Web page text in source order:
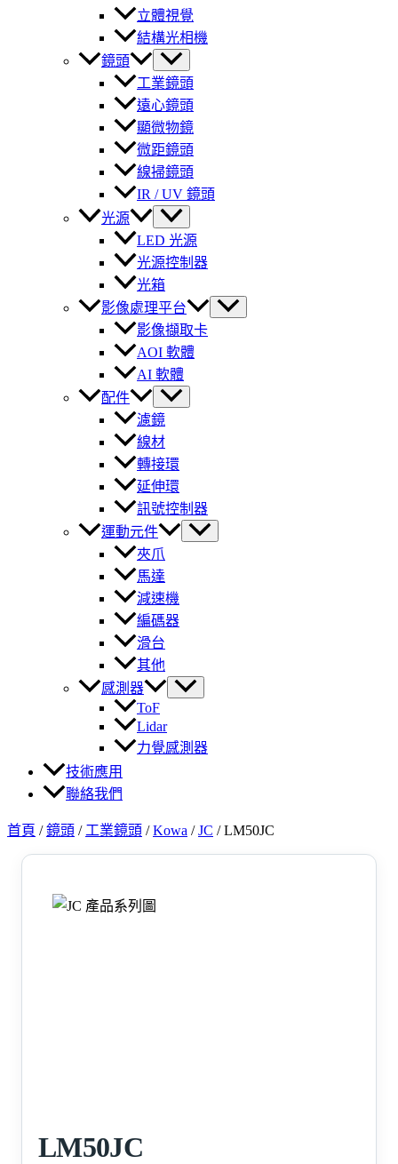
立體視覺
結構光相機
鏡頭
工業鏡頭
遠心鏡頭
顯微物鏡
微距鏡頭
線掃鏡頭
IR / UV 鏡頭
光源
LED 光源
光源控制器
光箱
影像處理平台
影像擷取卡
AOI 軟體
AI 軟體
配件
濾鏡
線材
轉接環
延伸環
訊號控制器
運動元件
夾爪
馬達
減速機
編碼器
滑台
其他
感測器
ToF
Lidar
力覺感測器
技術應用
聯絡我們
首頁 /鏡頭 / 工業鏡頭 /Kowa /JC /LM50JC
LM50JC